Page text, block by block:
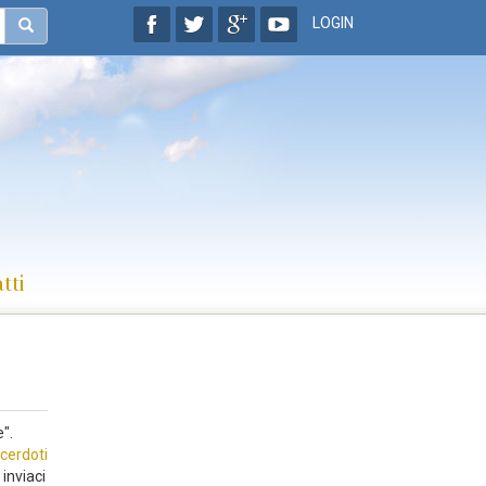
LOGIN
inviaci